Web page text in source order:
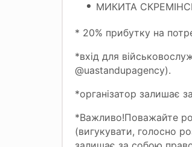
МИКИТА
* 20% прибутку на
*вхід для
@uastandupagency).
*організатор залишає
*Важливо!Поважайте
(вигукувати, голосно